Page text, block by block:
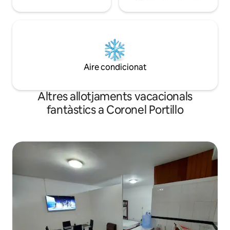
Aire condicionat
Altres allotjaments vacacionals
fantàstics a Coronel Portillo